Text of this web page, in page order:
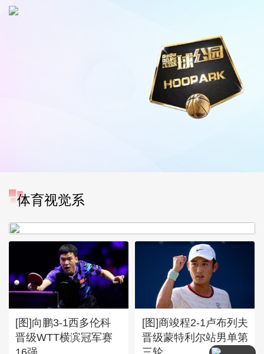
体育视觉系
[图]WTA1000多伦多站-张帅
[图]向鹏3-1西多伦科
晋级WTT横滨冠军赛
[图]商竣程2-1卢布列夫
晋级蒙特利尔站男单第